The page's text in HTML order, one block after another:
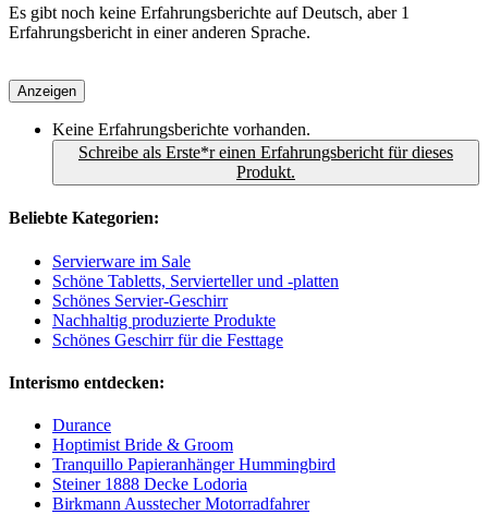
Es gibt noch keine Erfahrungsberichte auf Deutsch, aber 1
Erfahrungsbericht in einer anderen Sprache.
Anzeigen
Keine Erfahrungsberichte vorhanden.
Schreibe als Erste*r einen Erfahrungsbericht für dieses
Produkt.
Beliebte Kategorien:
Servierware im Sale
Schöne Tabletts, Servierteller und -platten
Schönes Servier-Geschirr
Nachhaltig produzierte Produkte
Schönes Geschirr für die Festtage
Interismo entdecken:
Durance
Hoptimist Bride & Groom
Tranquillo Papieranhänger Hummingbird
Steiner 1888 Decke Lodoria
Birkmann Ausstecher Motorradfahrer